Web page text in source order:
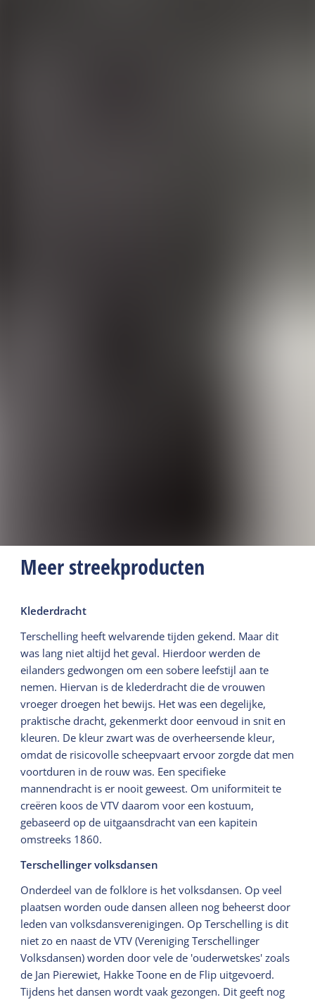
Meer streekproducten
Klederdracht
Terschelling heeft welvarende tijden gekend. Maar dit
was lang niet altijd het geval. Hierdoor werden de
eilanders gedwongen om een sobere leefstijl aan te
nemen. Hiervan is de klederdracht die de vrouwen
vroeger droegen het bewijs. Het was een degelijke,
praktische dracht, gekenmerkt door eenvoud in snit en
kleuren. De kleur zwart was de overheersende kleur,
omdat de risicovolle scheepvaart ervoor zorgde dat men
voortduren in de rouw was. Een specifieke
mannendracht is er nooit geweest. Om uniformiteit te
creëren koos de VTV daarom voor een kostuum,
gebaseerd op de uitgaansdracht van een kapitein
omstreeks 1860.
Terschellinger volksdansen
Onderdeel van de folklore is het volksdansen. Op veel
plaatsen worden oude dansen alleen nog beheerst door
leden van volksdansverenigingen. Op Terschelling is dit
niet zo en naast de VTV (Vereniging Terschellinger
Volksdansen) worden door vele de 'ouderwetskes' zoals
de Jan Pierewiet, Hakke Toone en de Flip uitgevoerd.
Tijdens het dansen wordt vaak gezongen. Dit geeft nog